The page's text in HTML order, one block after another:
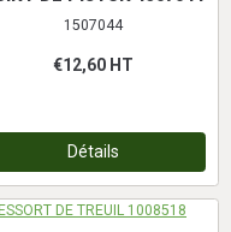
1507044
€12,60 HT
Détails